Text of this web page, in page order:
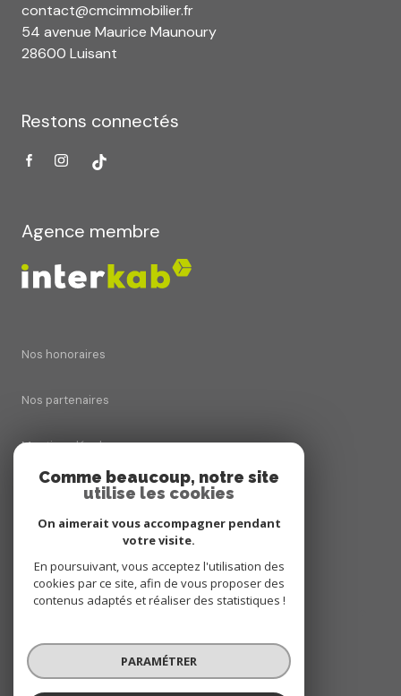
contact@cmcimmobilier.fr
54 avenue Maurice Maunoury
28600 Luisant
Restons connectés
Agence membre
Nos honoraires
Nos partenaires
Mentions légales
Cookies
© 2026 | Tous droits réservés
Comme beaucoup, notre site
utilise les cookies
On aimerait vous accompagner pendant
votre visite.
En poursuivant, vous acceptez l'utilisation des
cookies par ce site, afin de vous proposer des
contenus adaptés et réaliser des statistiques !
PARAMÉTRER